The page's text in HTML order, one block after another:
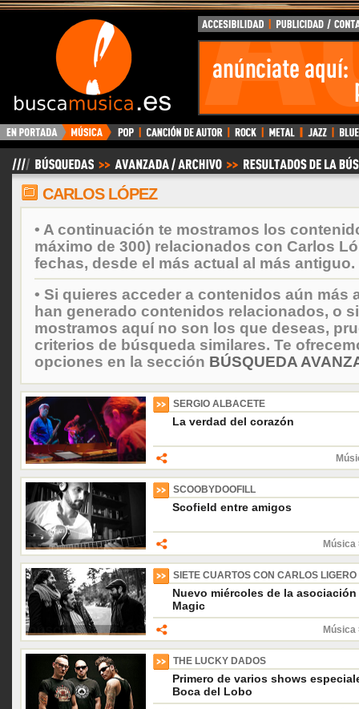
BuscaMusica.es
CARLOS LÓPEZ
• A continuación te mostramos los
máximo de 300) relacionados con Carlos
fechas, desde el más actual al más antiguo.
• Si quieres acceder a contenidos aún más
han generado contenidos relacionados, o
mostramos aquí no son los que deseas,
criterios de búsqueda similares. Te
opciones en la sección BÚSQUEDA
SERGIO ALBACETE
La verdad del corazón
SCOOBYDOOFILL
Scofield entre amigos
Música
SIETE CUARTOS CON CARLOS LIGERO
Nuevo miércoles de la
Magic
Música
THE LUCKY DADOS
Primero de varios shows
Boca del Lobo